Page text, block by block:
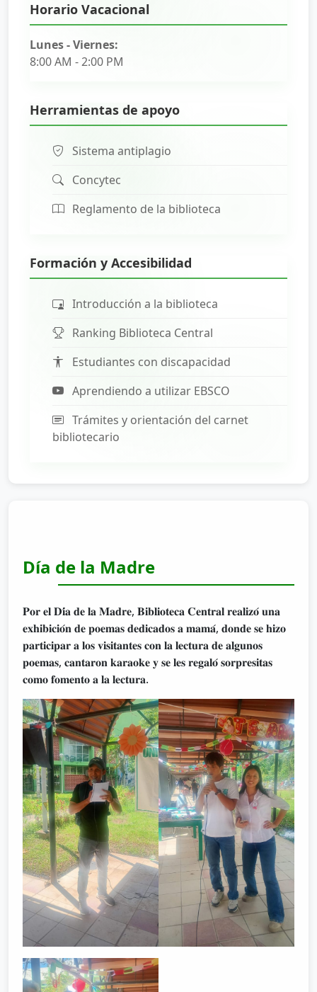
Horario Vacacional
Lunes - Viernes:
8:00 AM - 2:00 PM
Herramientas de apoyo
Sistema antiplagio
Concytec
Reglamento de la biblioteca
Formación y Accesibilidad
Introducción a la biblioteca
Ranking Biblioteca Central
Estudiantes con discapacidad
Aprendiendo a utilizar EBSCO
Trámites y orientación del carnet
bibliotecario
Día de la Madre
𝐏𝐨𝐫 𝐞𝐥 𝐃𝐢́𝐚 𝐝𝐞 𝐥𝐚 𝐌𝐚𝐝𝐫𝐞, 𝐁𝐢𝐛𝐥𝐢𝐨𝐭𝐞𝐜𝐚 𝐂𝐞𝐧𝐭𝐫𝐚𝐥 𝐫𝐞𝐚𝐥𝐢𝐳𝐨́ 𝐮𝐧𝐚
𝐞𝐱𝐡𝐢𝐛𝐢𝐜𝐢𝐨́𝐧 𝐝𝐞 𝐩𝐨𝐞𝐦𝐚𝐬 𝐝𝐞𝐝𝐢𝐜𝐚𝐝𝐨𝐬 𝐚 𝐦𝐚𝐦𝐚́, 𝐝𝐨𝐧𝐝𝐞 𝐬𝐞 𝐡𝐢𝐳𝐨
𝐩𝐚𝐫𝐭𝐢𝐜𝐢𝐩𝐚𝐫 𝐚 𝐥𝐨𝐬 𝐯𝐢𝐬𝐢𝐭𝐚𝐧𝐭𝐞𝐬 𝐜𝐨𝐧 𝐥𝐚 𝐥𝐞𝐜𝐭𝐮𝐫𝐚 𝐝𝐞 𝐚𝐥𝐠𝐮𝐧𝐨𝐬
𝐩𝐨𝐞𝐦𝐚𝐬, 𝐜𝐚𝐧𝐭𝐚𝐫𝐨𝐧 𝐤𝐚𝐫𝐚𝐨𝐤𝐞 𝐲 𝐬𝐞 𝐥𝐞𝐬 𝐫𝐞𝐠𝐚𝐥𝐨́ 𝐬𝐨𝐫𝐩𝐫𝐞𝐬𝐢𝐭𝐚𝐬
𝐜𝐨𝐦𝐨 𝐟𝐨𝐦𝐞𝐧𝐭𝐨 𝐚 𝐥𝐚 𝐥𝐞𝐜𝐭𝐮𝐫𝐚.